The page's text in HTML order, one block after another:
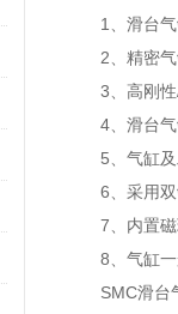
1、滑台气
2、精密气
3、高刚性/
4、滑台气
5、气缸及
6、采用双
7、内置磁
8、气缸一
SMC滑台气